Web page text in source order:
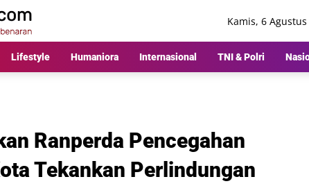
Kamis, 6
Lifestyle Humaniora Internasional TNI & Polri
Ranperda Pencegahan
Tekankan Perlindungan